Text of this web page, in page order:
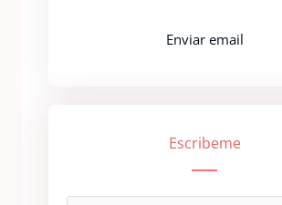
Enviar email
Escribeme